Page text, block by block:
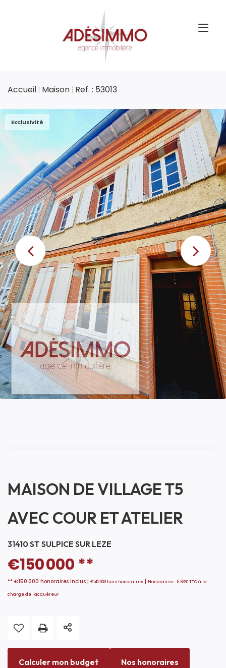
Accueil Maison Ref. : 53013
Exclusivité
MAISON DE VILLAGE T5
AVEC COUR ET ATELIER
31410 ST SULPICE SUR LEZE
€150 000 **
** €150 000 honoraires inclus | €142 000 hors honoraires | Honoraires : 5.63% TTC à la
charge de l'acquéreur
Calculer mon budget Nos honoraires